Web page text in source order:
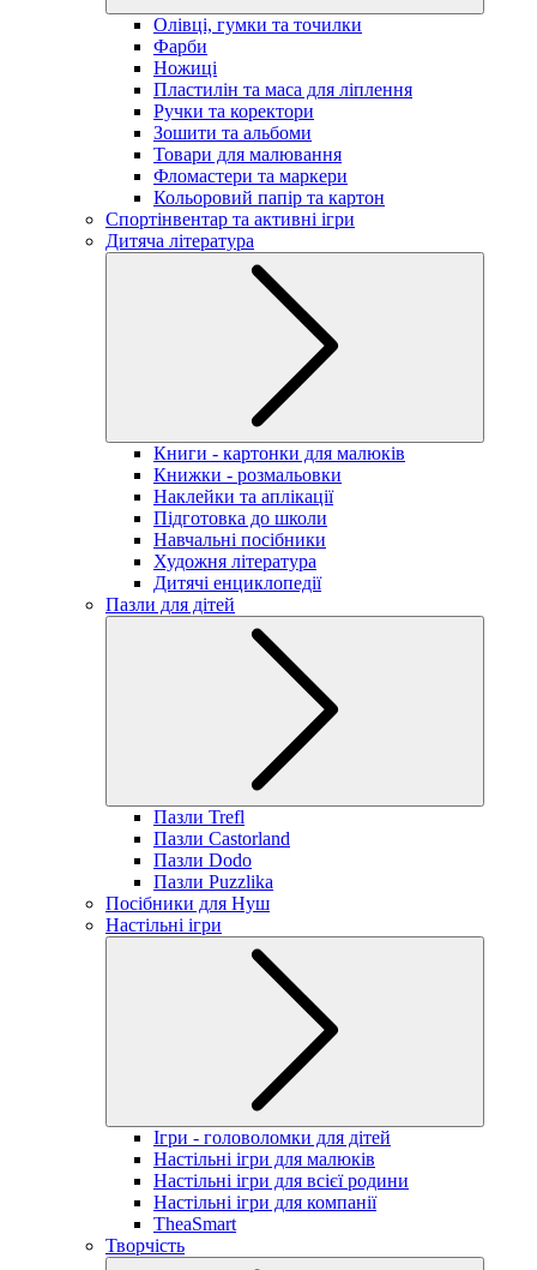
Олівці, гумки та точилки
Фарби
Ножиці
Пластилін та маса для ліплення
Ручки та коректори
Зошити та альбоми
Товари для малювання
Фломастери та маркери
Кольоровий папір та картон
Спортінвентар та активні ігри
Дитяча література
Книги - картонки для малюків
Книжки - розмальовки
Наклейки та аплікації
Підготовка до школи
Навчальні посібники
Художня література
Дитячі енциклопедії
Пазли для дітей
Пазли Trefl
Пазли Castorland
Пазли Dodo
Пазли Puzzlika
Посібники для Нуш
Настільні ігри
Ігри - головоломки для дітей
Настільні ігри для малюків
Настільні ігри для всієї родини
Настільні ігри для компанії
TheaSmart
Творчість